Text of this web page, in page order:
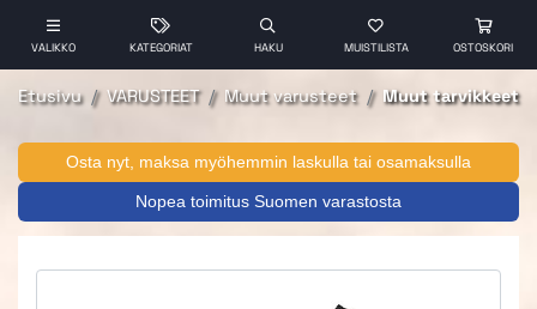
VALIKKO KATEGORIAT HAKU MUISTILISTA OSTOSKORI
Etusivu VARUSTEET Muut varusteet Muut tarvikkeet
Osta nyt, maksa myöhemmin laskulla tai osamaksulla
Nopea toimitus Suomen varastosta